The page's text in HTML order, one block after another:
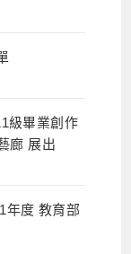
級畢業創作
廊 展出
年度 教育部